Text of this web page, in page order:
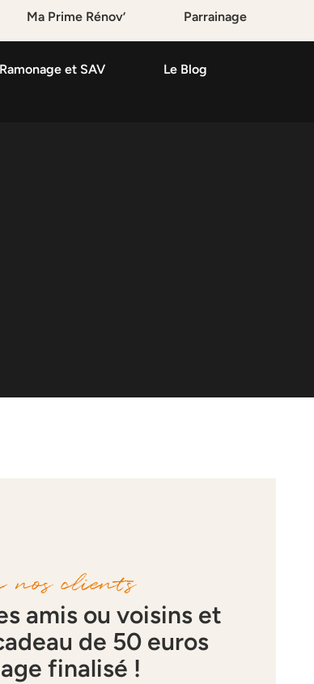
Ma Prime Rénov’ Parrainage
Ramonage et SAV
Le Blog
nos clients
amis ou voisins et
de 50 euros
finalisé !